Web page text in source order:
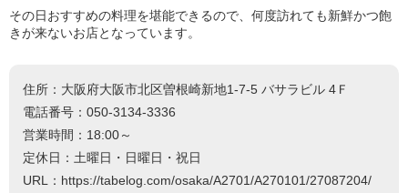
その日おすすめの料理を堪能できるので、何度訪れても新鮮かつ飽
きが来ないお店となっています。
住所：大阪府大阪市北区曽根崎新地1-7-5 バサラビル 4Ｆ
電話番号：050-3134-3336
営業時間：18:00～
定休日：土曜日・日曜日・祝日
URL：https://tabelog.com/osaka/A2701/A270101/27087204/